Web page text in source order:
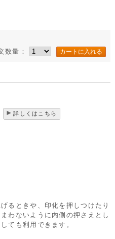
数量：
詳しくはこちら
るときや、印化を押しつけたり
わないように内側の押さえとし
ても利用できます。